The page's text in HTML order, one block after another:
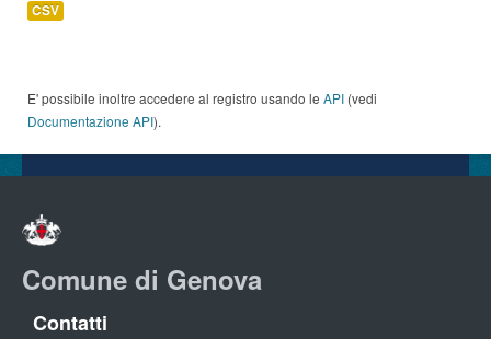
CSV
E' possibile inoltre accedere al registro usando le API (vedi
Documentazione API).
Comune di Genova
Contatti